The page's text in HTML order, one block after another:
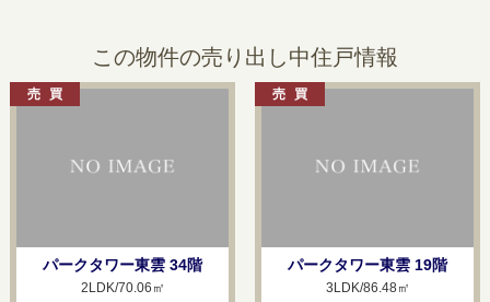
この物件の売り出し中住戸情報
パークタワー東雲 34階
2LDK/70.06㎡
パークタワー東雲 19階
3LDK/86.48㎡